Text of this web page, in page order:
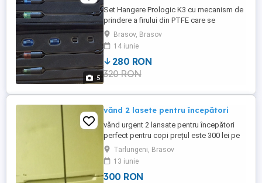
5
Set Hangere Prologic K3 cu mecanism de
prindere a firului din PTFE care se
monteaza demonteaza in timp record.
Corpul hangerelor este realizat din carbon
3K. Culorile incluse: rosu, albastru, verde si
galben.
Brasov, Brasov
14 iunie
280 RON
320 RON
vănd 2 lasete pentru începători
vănd urgent 2 lansate pentru începători
perfect pentru copi prețul este 300 lei pe
ambele buc una are lipsuri de 2 inele din
mijloc si la vărf si celălat este în stare
perfect aproape prețul pe buc este 200 lei
cu ridicare personal din județul Brașov sau
Tarlungeni, Brasov
13 iunie
300 RON